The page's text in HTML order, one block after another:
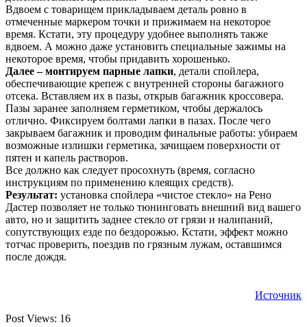
Вдвоем с товарищем прикладываем деталь ровно в
отмеченные маркером точки и прижимаем на некоторое
время. Кстати, эту процедуру удобнее выполнять также
вдвоем. А можно даже установить специальные зажимы на
некоторое время, чтобы придавить хорошенько.
Далее – монтируем парные лапки, детали спойлера,
обеспечивающие крепеж с внутренней стороны багажного
отсека. Вставляем их в пазы, открыв багажник кроссовера.
Пазы заранее заполняем герметиком, чтобы держалось
отлично. Фиксируем болтами лапки в пазах. После чего
закрываем багажник и проводим финальные работы: убираем
возможные излишки герметика, зачищаем поверхности от
пятен и капель растворов.
Все должно как следует просохнуть (время, согласно
инструкциям по применению клеящих средств).
Результат: установка спойлера «чистое стекло» на Рено
Дастер позволяет не только тюнинговать внешний вид вашего
авто, но и защитить заднее стекло от грязи и налипаний,
сопутствующих езде по бездорожью. Кстати, эффект можно
тотчас проверить, поездив по грязным лужам, оставшимся
после дождя.
Источник
Post Views: 16